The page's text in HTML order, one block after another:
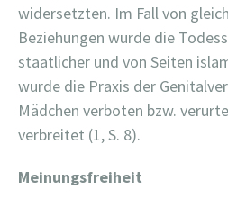
widersetzten. Im Fall von
Beziehungen wurde die
staatlicher und von Seiten
wurde die Praxis der
Mädchen verboten bzw.
verbreitet (1, S. 8).
Meinungsfreiheit